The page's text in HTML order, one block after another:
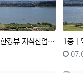
식산업센터 마피 전매
등록자
1층
등